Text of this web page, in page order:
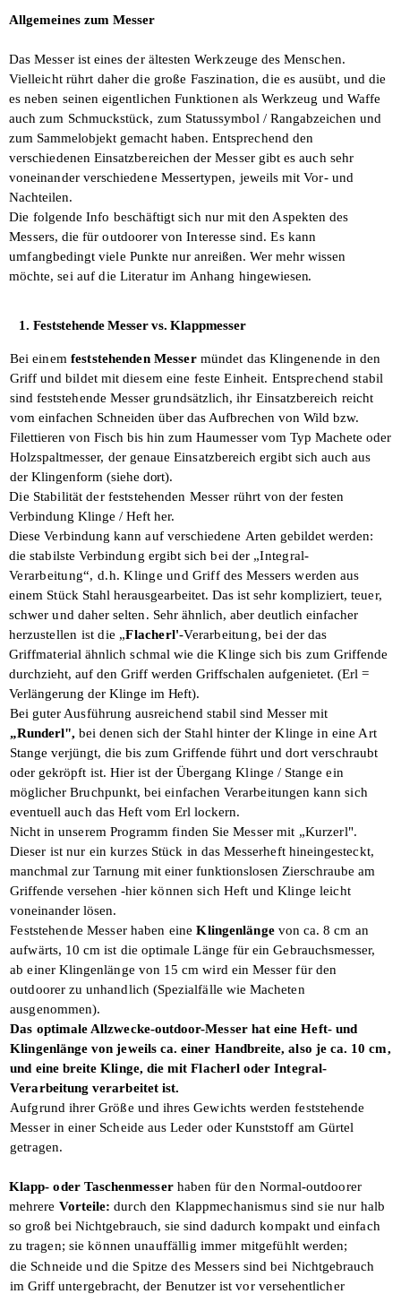
Allgemeines zum Messer
Das Messer ist eines der ältesten Werkzeuge des Menschen.
Vielleicht rührt daher die große Faszination, die es ausübt, und die
es neben seinen eigentlichen Funktionen als Werkzeug und Waffe
auch zum Schmuckstück, zum Statussymbol / Rangabzeichen und
zum Sammelobjekt gemacht haben. Entsprechend den
verschiedenen Einsatzbereichen der Messer gibt es auch sehr
voneinander verschiedene Messertypen, jeweils mit Vor- und
Nachteilen.
Die folgende Info beschäftigt sich nur mit den Aspekten des
Messers, die für outdoorer von Interesse sind. Es kann
umfangbedingt viele Punktenur anreißen. Wer mehr wissen
möchte,sei auf die Literatur im Anhang hinge­wiesen.
1. Feststehende Messer vs.Klappmesser
Bei einem feststehenden Messer mündet das Klingenende in den
Griff und bildet mitdiesem eine feste Einheit. Entsprechendstabil
sind feststehende Messer grundsätz­lich, ihr Einsatzbereich reicht
vom ein­fachen Schneiden über das Aufbrechen von Wild bzw.
Filettieren von Fisch bis hin zum Haumesser vom Typ Machete oder
Holz­spaltmesser, der genaue Einsatzbereichergibt sich auch aus
der Klingenform (siehe dort).
Die Stabilität der feststehenden Messer rührt von der festen
Verbindung Klinge /Heft her.
Diese Verbindung kann auf verschiedene Arten gebildet werden:
die stabilste Verbindung ergibt sich bei der „Integral-
Verarbeitung“, d.h. Klinge undGriff des Messers werden aus
einem Stück Stahl herausgearbeitet. Das ist sehr kompli­ziert, teuer,
schwer und daher selten. Sehr ähnlich, aber deutlich einfacher
herzu­stellen ist die „Flacherl'-Verarbeitung, beider das
Griffmaterial ähnlich schmal wie die Klinge sich bis zum Griffende
durch­zieht, auf den Griff werden Griffschalen aufgenietet. (Erl =
Verlängerung der Klinge im Heft).
Bei guter Ausführung ausreichend stabilsind Messer mit
„Runderl", bei denen sich der Stahl hinter der Klinge in eine Art
Stange verjüngt, die bis zum Griffende führt und dort verschraubt
oder gekröpft ist. Hier ist der Übergang Klinge / Stange ein
möglicher Bruchpunkt, bei einfachen Verarbeitungen kann sich
eventuell auch das Heft vom Erl lockern.
Nicht in unserem Programm finden SieMesser mit „Kurzerl".
Dieser ist nur ein kurzes Stück in das Messerheft hineingesteckt,
manchmal zur Tarnung mit einer funktions­losen Zierschraube am
Griffende versehen -hier können sich Heft und Klinge leicht
voneinander lösen.
Feststehende Messer haben eineKlingen­längevon ca. 8 cm an
aufwärts, 10 cm ist die optimale Länge für ein Gebrauchs­messer,
ab einer Klingenlänge von 15 cm wird ein Messer für den
outdoorer zu unhandlich (Spezialfälle wie Macheten
ausgenommen).
Das optimale Allzwecke-outdoor-Messer hat eine Heft- und
Klingenlänge von jeweils ca. einer Handbreite, also je ca. 10 cm,
und eine breite Klinge, die mit Flacherl oder Integral-
Verarbeitung verarbeitet ist.
Aufgrund ihrer Größe und ihres Gewichts werden feststehende
Messer in einer Scheide aus Leder oder Kunststoff am Gürtel
getragen.
Klapp- oder Taschenmesser haben für den Normal-outdoorer
mehrere Vorteile:durch den Klappmechanismus sind sie nur halb
so groß bei Nichtgebrauch, sie sind da­durch kompakt und einfach
zu tragen; sie können unauffällig immer mitgefühltwerden;
die Schneide und die Spitze des Messers sind bei Nichtgebrauch
im Griff unterge­bracht, der Benutzer ist vor versehentlicher